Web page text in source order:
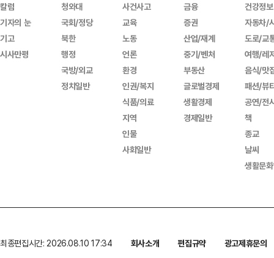
칼럼
기자의 눈
기고
시사만평
청와대
국회/정당
북한
행정
국방/외교
정치일반
사건사고
교육
노동
언론
환경
인권/복지
식품/의료
지역
인물
사회일반
금융
증권
산업/재계
중기/벤처
부동산
글로벌경제
생활경제
경제일반
건강정보
자동차/
도로/교
여행/레
음식/맛
패션/뷰
공연/전
책
종교
날씨
생활문
최종편집시간: 2026.08.10 17:34 회사소개 편집규약
광고제휴문의